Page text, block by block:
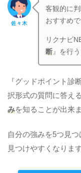
佐々木
客観的に
おすすめで
リクナビ
断 』を行
『グッドポイント診
択形式の質問に答え
みを知ることが出来
自分の強みを5つ見
見つけやすくなりま